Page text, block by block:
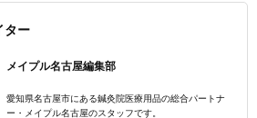
ター
メイプル名古屋編集部
愛知県名古屋市にある鍼灸院医療用品の総合パートナ
ー・メイプル名古屋のスタッフです。